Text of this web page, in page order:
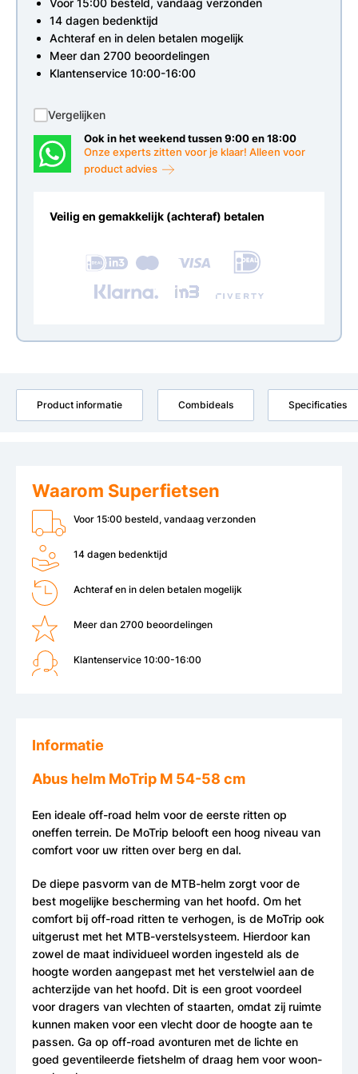
Voor 15:00 besteld, vandaag verzonden
14 dagen bedenktijd
Achteraf en in delen betalen mogelijk
Meer dan 2700 beoordelingen
Klantenservice 10:00-16:00
Vergelijken
Ook in het weekend tussen 9:00 en 18:00
Onze experts zitten voor je klaar! Alleen voor
product advies
Veilig en gemakkelijk (achteraf) betalen
Product informatie Combideals Specificaties
Waarom Superfietsen
Voor 15:00 besteld, vandaag verzonden
14 dagen bedenktijd
Achteraf en in delen betalen mogelijk
Meer dan 2700 beoordelingen
Klantenservice 10:00-16:00
Informatie
Abus helm MoTrip M 54-58 cm
Een ideale off-road helm voor de eerste ritten op
oneffen terrein. De MoTrip belooft een hoog niveau van
comfort voor uw ritten over berg en dal.
De diepe pasvorm van de MTB-helm zorgt voor de
best mogelijke bescherming van het hoofd. Om het
comfort bij off-road ritten te verhogen, is de MoTrip ook
uitgerust met het MTB-verstelsysteem. Hierdoor kan
zowel de maat individueel worden ingesteld als de
hoogte worden aangepast met het verstelwiel aan de
achterzijde van het hoofd. Dit is een groot voordeel
voor dragers van vlechten of staarten, omdat zij ruimte
kunnen maken voor een vlecht door de hoogte aan te
passen. Ga op off-road avonturen met de lichte en
goed geventileerde fietshelm of draag hem voor woon-